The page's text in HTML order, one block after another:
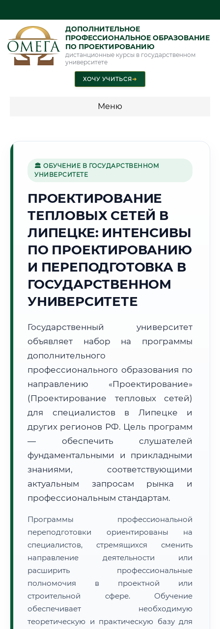
ДОПОЛНИТЕЛЬНОЕ
ПРОФЕССИОНАЛЬНОЕ ОБРАЗОВАНИЕ
ПО ПРОЕКТИРОВАНИЮ
дистанционные курсы в государственном
университете
ХОЧУ УЧИТЬСЯ➜
Меню
🏭
Г. ЛИПЕЦК
07:57:32
2026 г.
Погода в г. Липецк:🌤️ +23°C,Преимущественно ясно
🌅 Восход:04:52
📍 Региональная справка
Субъект:
Тел. код:
+7 (4742)
Почтовые индексы:
398000–398999
Часовой пояс:
МСК (UTC+3)
🗺️ Зона обслуживания: г. Липецк
• Маршрут транзита:
• Экспресс-доставка СДЭК / Почтой:
4–6 рабочих дней
📜 Документы и аккредитация ФИС ФРДО
Нажмите на документ для увеличения и просмотра
🏛 ОБУЧЕНИЕ В ГОСУДАРСТВЕННОМ
УНИВЕРСИТЕТЕ
ПРОЕКТИРОВАНИЕ
ТЕПЛОВЫХ СЕТЕЙ В
ЛИПЕЦКЕ: ИНТЕНСИВЫ
ПО ПРОЕКТИРОВАНИЮ
И ПЕРЕПОДГОТОВКА В
ГОСУДАРСТВЕННОМ
УНИВЕРСИТЕТЕ
Государственный университет
объявляет набор на программы
дополнительного
профессионального образования по
направлению «Проектирование»
(Проектирование тепловых сетей)
для специалистов в Липецке и
других регионов РФ. Цель программ
— обеспечить слушателей
фундаментальными и прикладными
знаниями, соответствующими
актуальным запросам рынка и
профессиональным стандартам.
Программы профессиональной
переподготовки ориентированы на
специалистов, стремящихся сменить
направление деятельности или
расширить профессиональные
полномочия в проектной или
строительной сфере. Обучение
обеспечивает необходимую
теоретическую и практическую базу для